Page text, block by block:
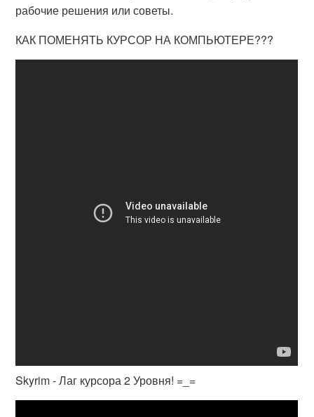
рабочие решения или советы.
КАК ПОМЕНЯТЬ КУРСОР НА КОМПЬЮТЕРЕ???
Skyrim - Лаг курсора 2 Уровня! =_=